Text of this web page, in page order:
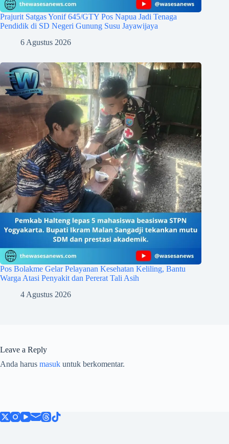
Prajurit Satgas Yonif 645/GTY Pos Napua Jadi Tenaga
Pendidik di SD Negeri Gunung Susu Jayawijaya
6 Agustus 2026
Pos Bolakme Gelar Pelayanan Kesehatan Keliling, Bantu
Warga Atasi Penyakit dan Pererat Tali Asih
4 Agustus 2026
Leave a Reply
Anda harus masuk untuk berkomentar.